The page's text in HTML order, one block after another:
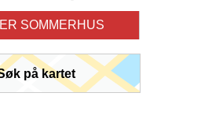
SOMMERHUS
på kartet